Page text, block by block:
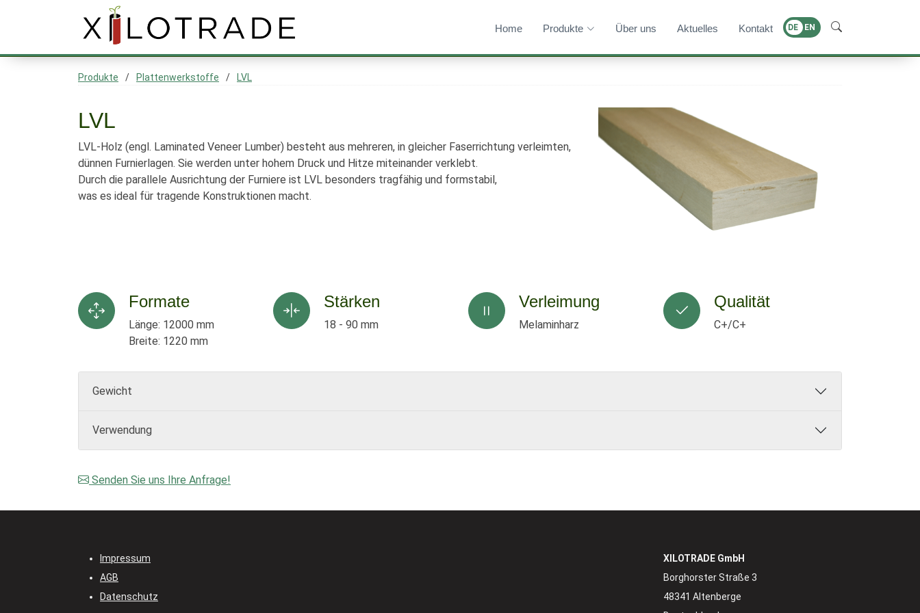
Home Produkte Über uns Aktuelles Kontakt DE EN
Produkte Plattenwerkstoffe LVL
LVL
LVL-Holz (engl. Laminated Veneer Lumber) besteht aus mehreren, in gleicher Faserrichtung verleimten,
dünnen Furnierlagen. Sie werden unter hohem Druck und Hitze miteinander verklebt.
Durch die parallele Ausrichtung der Furniere ist LVL besonders tragfähig und formstabil,
was es ideal für tragende Konstruktionen macht.
Formate
Länge: 12000 mm
Breite: 1220 mm
Stärken
18 - 90 mm
Verleimung
Melaminharz
Qualität
C+/C+
Gewicht
Verwendung
Senden Sie uns Ihre Anfrage!
Impressum
AGB
Datenschutz
XILOTRADE GmbH
Borghorster Straße 3
48341 Altenberge